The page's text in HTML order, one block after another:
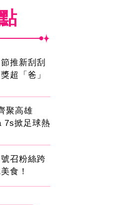
推新刮刮
超「爸」
聚高雄
7s掀足球熱
召粉絲跨
食！